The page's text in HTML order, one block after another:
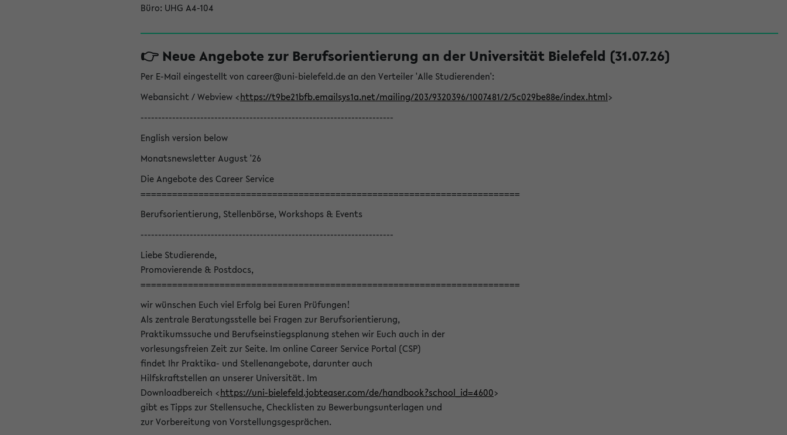
Büro: UHG A4-104
👉 Neue Angebote zur Berufsorientierung an der Universität Bielefeld (31.07.26)
Per E-Mail eingestellt von career@uni-bielefeld.de an den Verteiler 'Alle Studierenden':
Webansicht / Webview <https://t9be21bfb.emailsys1a.net/mailing/203/9320396/1007481/2/5c029be88e/index.html>
------------------------------------------------------------------------
English version below
Monatsnewsletter August '26
Die Angebote des Career Service
========================================================================
Berufsorientierung, Stellenbörse, Workshops & Events
------------------------------------------------------------------------
Liebe Studierende,
Promovierende & Postdocs,
========================================================================
wir wünschen Euch viel Erfolg bei Euren Prüfungen!
Als zentrale Beratungsstelle bei Fragen zur Berufsorientierung,
Praktikumssuche und Berufseinstiegsplanung stehen wir Euch auch in der
vorlesungsfreien Zeit zur Seite. Im online Career Service Portal (CSP)
findet Ihr Praktika- und Stellenangebote, darunter auch
Hilfskraftstellen an unserer Universität. Im
Downloadbereich <https://uni-bielefeld.jobteaser.com/de/handbook?school_id=4600>
gibt es Tipps zur Stellensuche, Checklisten zu Bewerbungsunterlagen und
zur Vorbereitung von Vorstellungsgesprächen.